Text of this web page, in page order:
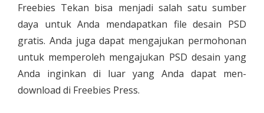
Freebies Tekan bisa menjadi salah satu sumber
daya untuk Anda mendapatkan file desain PSD
gratis. Anda juga dapat mengajukan permohonan
untuk memperoleh mengajukan PSD desain yang
Anda inginkan di luar yang Anda dapat men-
download di Freebies Press.